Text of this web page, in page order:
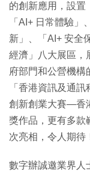
的創新應用，設置
「AI+ 日常體驗
新」、「AI+ 安全
經濟」八大展區，
府部門和公營機構
「香港資訊及通
創新創業大賽—香
獎作品，更有多款
次亮相，令人期待
數字辦誠邀業界人